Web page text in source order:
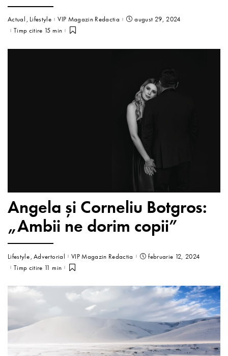
Actual Lifestyle VIP Magazin Redactia
august 29, 2024
Timp citire 15 min
Angela și Corneliu Botgros:
„Ambii ne dorim copii”
Lifestyle Advertorial VIP Magazin Redactia
februarie 12, 2024
Timp citire 11 min